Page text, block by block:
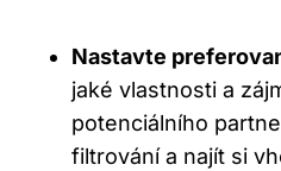
Nastavte
jaké vlastnosti a
potenciálního
filtrování a najít si